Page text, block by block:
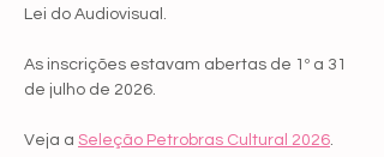
Lei do Audiovisual.
As inscrições estavam abertas de 1º a 31
de julho de 2026.
Veja a Seleção Petrobras Cultural 2026.